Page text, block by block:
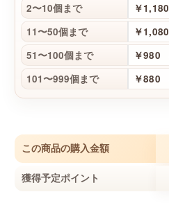
2〜10個まで ￥1,180
11〜50個まで ￥1,080
51〜100個まで ￥980
101〜999個まで ￥880
この商品の購入金額
獲得予定ポイント